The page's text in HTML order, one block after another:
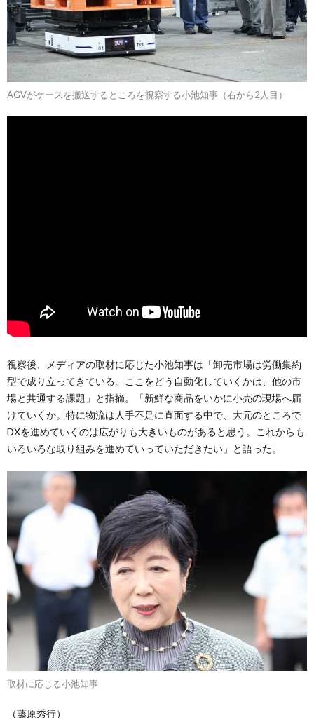
AGVがケースを搬送するところを視察する小池知事（右から2人目）
視察後、メディアの取材に応じた小池知事は「卸売市場は労働集約
型で成り立ってきている。ここをどう自動化していくかは、他の市
場と共通する課題」と指摘。「新鮮な商品をいかに小売の現場へ届
けていくか。特に物流は人手不足に直面する中で、大元のところで
DXを進めていくのは広がりも大きいものがあると思う。これからも
いろいろな取り組みを進めていっていただきたい」と語った。
取材に応じる小池知事
（藤原秀行）